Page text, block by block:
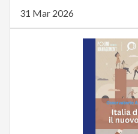
31 Mar 2026